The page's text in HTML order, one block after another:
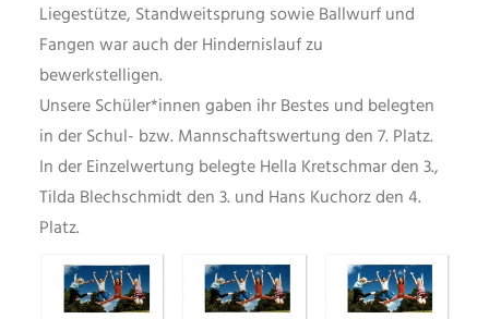
Liegestütze, Standweitsprung sowie Ballwurf und
Fangen war auch der Hindernislauf zu
bewerkstelligen.
Unsere Schüler*innengaben ihr Bestes und belegten
in der Schul- bzw. Mannschaftswertung den 7. Platz.
In der Einzelwertung belegte Hella Kretschmar den 3.,
Tilda Blechschmidt den 3. und Hans Kuchorz den 4.
Platz.